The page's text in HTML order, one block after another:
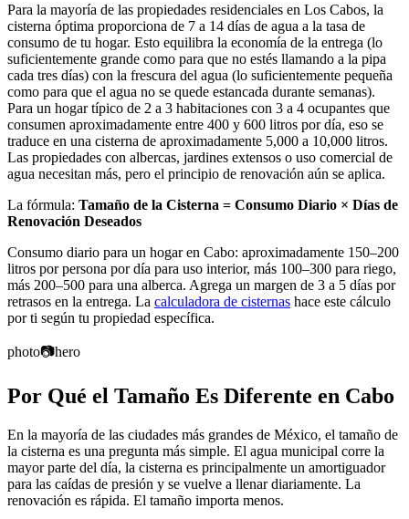
Para la mayoría de las propiedades residenciales en Los Cabos, la
cisterna óptima proporciona de 7 a 14 días de agua a la tasa de
consumo de tu hogar. Esto equilibra la economía de la entrega (lo
suficientemente grande como para que no estés llamando a la pipa
cada tres días) con la frescura del agua (lo suficientemente pequeña
como para que el agua no se quede estancada durante semanas).
Para un hogar típico de 2 a 3 habitaciones con 3 a 4 ocupantes que
consumen aproximadamente entre 400 y 600 litros por día, eso se
traduce en una cisterna de aproximadamente 5,000 a 10,000 litros.
Las propiedades con albercas, jardines extensos o uso comercial de
agua necesitan más, pero el principio de renovación aún se aplica.
La fórmula: Tamaño de la Cisterna = Consumo Diario × Días de
Renovación Deseados
Consumo diario para un hogar en Cabo: aproximadamente 150–200
litros por persona por día para uso interior, más 100–300 para riego,
más 200–500 para una alberca. Agrega un margen de 3 a 5 días por
retrasos en la entrega. La calculadora de cisternas hace este cálculo
por ti según tu propiedad específica.
photo📷hero
Por Qué el Tamaño Es Diferente en Cabo
En la mayoría de las ciudades más grandes de México, el tamaño de
la cisterna es una pregunta más simple. El agua municipal corre la
mayor parte del día, la cisterna es principalmente un amortiguador
para las caídas de presión y se vuelve a llenar diariamente. La
renovación es rápida. El tamaño importa menos.